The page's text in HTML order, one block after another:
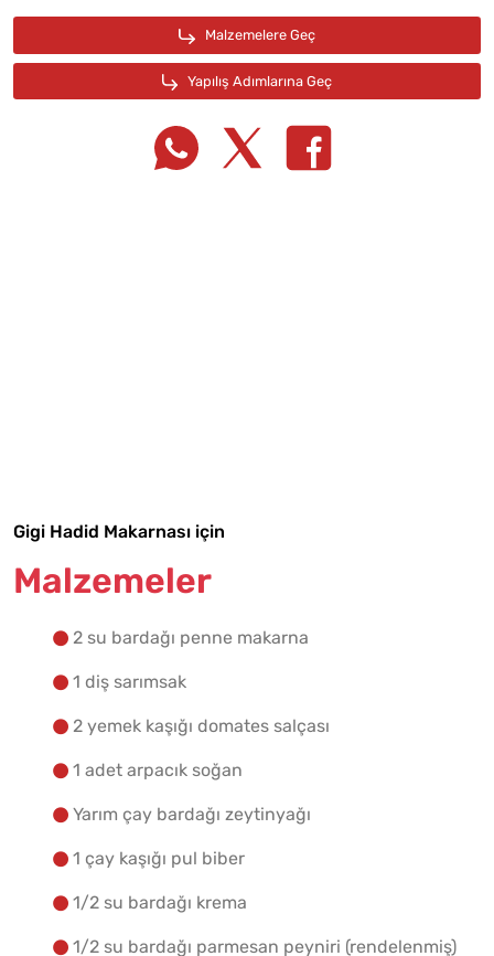
Gigi Hadid Makarnası için
Malzemeler
2 su bardağı penne makarna
1 diş sarımsak
2 yemek kaşığı domates salçası
1 adet arpacık soğan
Yarım çay bardağı zeytinyağı
1 çay kaşığı pul biber
1/2 su bardağı krema
1/2 su bardağı parmesan peyniri (rendelenmiş)